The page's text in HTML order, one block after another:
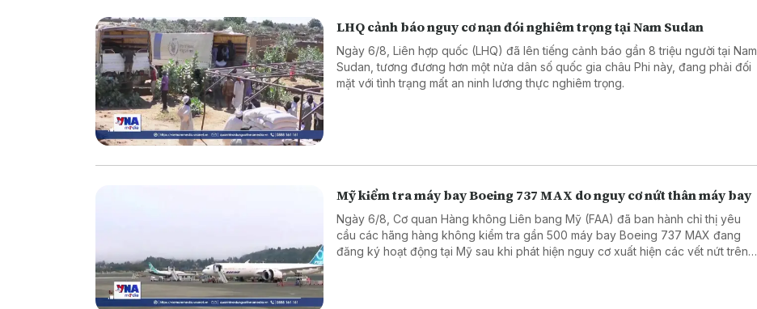
LHQ cảnh báo nguy cơ nạn đói nghiêm trọng tại Nam Sudan
Ngày 6/8, Liên hợp quốc (LHQ) đã lên tiếng cảnh báo gần 8 triệu người tại Nam
Sudan, tương đương hơn một nửa dân số quốc gia châu Phi này, đang phải đối
mặt với tình trạng mất an ninh lương thực nghiêm trọng.
Mỹ kiểm tra máy bay Boeing 737 MAX do nguy cơ nứt thân máy bay
Ngày 6/8, Cơ quan Hàng không Liên bang Mỹ (FAA) đã ban hành chỉ thị yêu
cầu các hãng hàng không kiểm tra gần 500 máy bay Boeing 737 MAX đang
đăng ký hoạt động tại Mỹ sau khi phát hiện nguy cơ xuất hiện các vết nứt trên